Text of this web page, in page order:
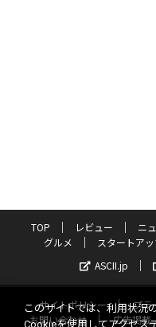
TOP レビュー ニ
グルメ
スタートア
ASCII.jp
サイトポリシー プラ
お問い合わせ
広告掲載
このサイトでは、利用状況
Cookieを使用してアクセス